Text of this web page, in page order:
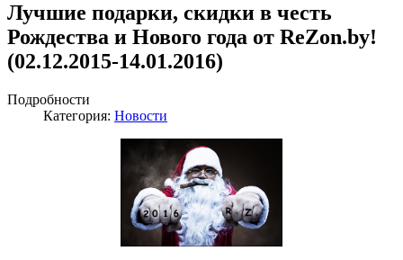
Лучшие подарки, скидки в честь
Рождества и Нового года от ReZon.by!
(02.12.2015-14.01.2016)
Подробности
Категория: Новости